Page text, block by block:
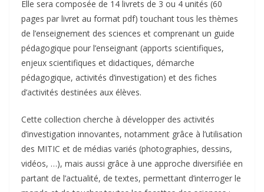
Elle sera composée de 14 livrets de 3 ou 4 unités (60
pages par livret au format pdf) touchant tous les thèmes
de l’enseignement des sciences et comprenant un guide
pédagogique pour l’enseignant (apports scientifiques,
enjeux scientifiques et didactiques, démarche
pédagogique, activités d’investigation) et des fiches
d’activités destinées aux élèves.
Cette collection cherche à développer des activités
d’investigation innovantes, notamment grâce à l’utilisation
des MITIC et de médias variés (photographies, dessins,
vidéos, …), mais aussi grâce à une approche diversifiée en
partant de l’actualité, de textes, permettant d’interroger le